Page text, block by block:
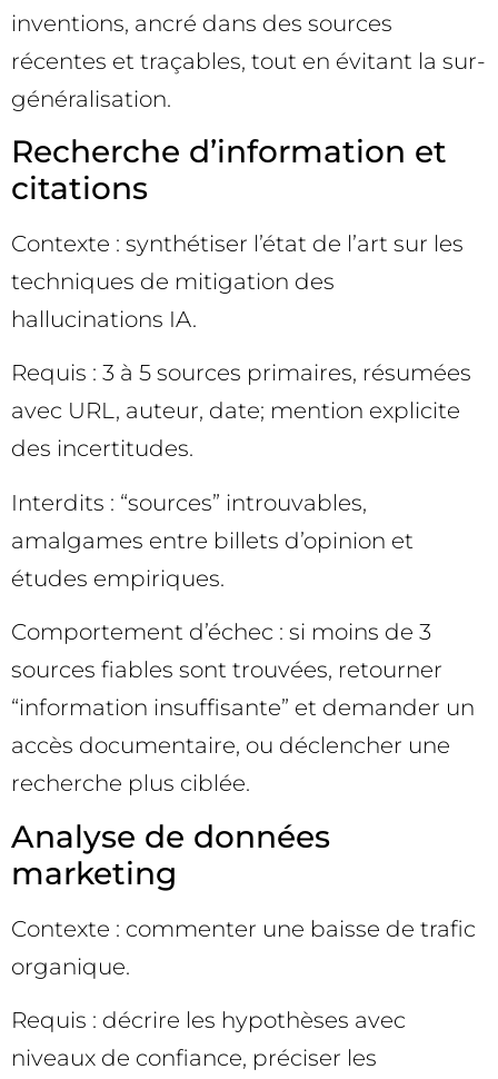
inventions, ancré dans des sources
récentes et traçables, tout en évitant la sur-
généralisation.
Recherche d’information et
citations
Contexte : synthétiser l’état de l’art sur les
techniques de mitigation des
hallucinations IA.
Requis : 3 à 5 sources primaires, résumées
avec URL, auteur, date; mention explicite
des incertitudes.
Interdits : “sources” introuvables,
amalgames entre billets d’opinion et
études empiriques.
Comportement d’échec : si moins de 3
sources fiables sont trouvées, retourner
“information insuffisante” et demander un
accès documentaire, ou déclencher une
recherche plus ciblée.
Analyse de données
marketing
Contexte : commenter une baisse de trafic
organique.
Requis : décrire les hypothèses avec
niveaux de confiance, préciser les